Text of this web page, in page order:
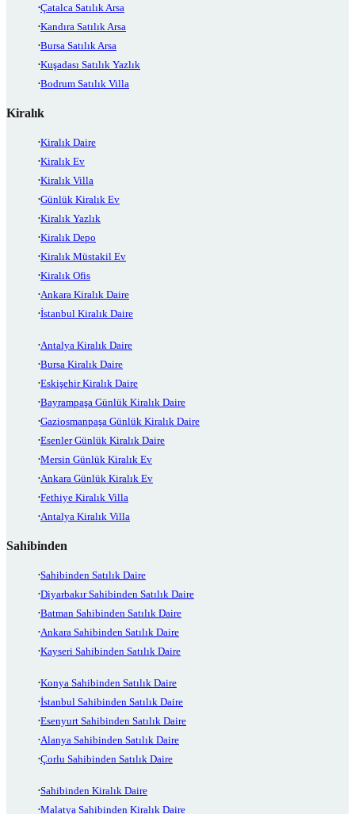
Çatalca Satılık Arsa
Kandıra Satılık Arsa
Bursa Satılık Arsa
Kuşadası Satılık Yazlık
Bodrum Satılık Villa
Kiralık
Kiralık Daire
Kiralık Ev
Kiralık Villa
Günlük Kiralık Ev
Kiralık Yazlık
Kiralık Depo
Kiralık Müstakil Ev
Kiralık Ofis
Ankara Kiralık Daire
İstanbul Kiralık Daire
Antalya Kiralık Daire
Bursa Kiralık Daire
Eskişehir Kiralık Daire
Bayrampaşa Günlük Kiralık Daire
Gaziosmanpaşa Günlük Kiralık Daire
Esenler Günlük Kiralık Daire
Mersin Günlük Kiralık Ev
Ankara Günlük Kiralık Ev
Fethiye Kiralık Villa
Antalya Kiralık Villa
Sahibinden
Sahibinden Satılık Daire
Diyarbakır Sahibinden Satılık Daire
Batman Sahibinden Satılık Daire
Ankara Sahibinden Satılık Daire
Kayseri Sahibinden Satılık Daire
Konya Sahibinden Satılık Daire
İstanbul Sahibinden Satılık Daire
Esenyurt Sahibinden Satılık Daire
Alanya Sahibinden Satılık Daire
Çorlu Sahibinden Satılık Daire
Sahibinden Kiralık Daire
Malatya Sahibinden Kiralık Daire